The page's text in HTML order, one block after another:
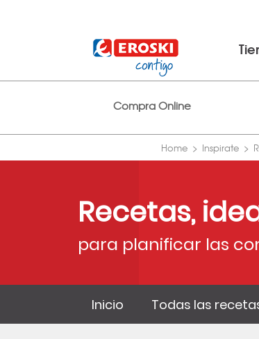
Compra Online
Home Inspirate
Recetas,
para planificar las
Inicio Todas las